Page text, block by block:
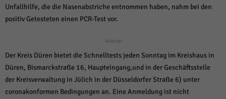
Unfallhilfe, die die Nasenabstriche entnommen haben, nahm bei den
positiv Getesteten einen PCR-Test vor.
- Anzeige -
Der Kreis Düren bietet die Schnelltests jeden Sonntag im Kreishaus in
Düren, Bismarckstraße 16, Haupteingang,und in der Geschäftsstelle
der Kreisverwaltung in Jülich in der Düsseldorfer Straße 6) unter
coronakonformen Bedingungen an. Eine Anmeldung ist nicht
Inhalte von Videoplattformen und Social-Media-Plattformen werden
werden, bedarf der Zugriff auf diese Inhalte keiner manuellen Einwilligung
Cookie-Informationen anzeigen
Datenschutzerklärung